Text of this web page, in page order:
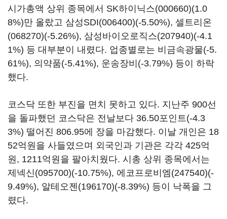
시가총액 상위 종목에서 SK하이닉스(000660)(1.0
8%)만 올랐고 삼성SDI(006400)(-5.50%), 셀트리온
(068270)(-5.26%), 삼성바이오로직스(207940)(-4.1
1%) 등 대부분이 내렸다. 업종별로는 비금속광물(-5.
61%), 의약품(-5.41%), 운송장비(-3.79%) 등이 하락
했다.
코스닥 또한 부진을 면치 못하고 있다. 지난주 900선
을 돌파했던 코스닥은 전날보다 36.50포인트(-4.3
3%) 떨어진 806.95에 장을 마감했다. 이날 개인은 18
52억원을 사들였으며 외국인과 기관은 각각 425억
원, 1211억원을 팔아치웠다. 시총 상위 종목에서는
제넥신(095700)(-10.75%), 에코프로비엠(247540)(-
9.49%), 알테오젠(196170)(-8.39%) 등이 낙폭을 그
렸다.